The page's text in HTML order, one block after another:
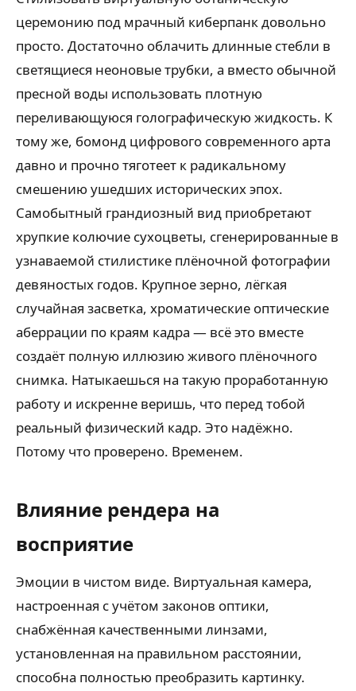
церемонию под мрачный киберпанк довольно
просто. Достаточно облачить длинные стебли в
светящиеся неоновые трубки, а вместо обычной
пресной воды использовать плотную
переливающуюся голографическую жидкость. К
тому же, бомонд цифрового современного арта
давно и прочно тяготеет к радикальному
смешению ушедших исторических эпох.
Самобытный грандиозный вид приобретают
хрупкие колючие сухоцветы, сгенерированные в
узнаваемой стилистике плёночной фотографии
девяностых годов. Крупное зерно, лёгкая
случайная засветка, хроматические оптические
аберрации по краям кадра — всё это вместе
создаёт полную иллюзию живого плёночного
снимка. Натыкаешься на такую проработанную
работу и искренне веришь, что перед тобой
реальный физический кадр. Это надёжно.
Потому что проверено. Временем.
Влияние рендера на
восприятие
Эмоции в чистом виде. Виртуальная камера,
настроенная с учётом законов оптики,
снабжённая качественными линзами,
установленная на правильном расстоянии,
способна полностью преобразить картинку.